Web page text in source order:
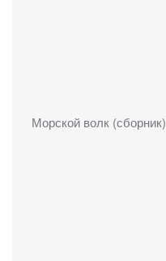
Морской волк (сборник)